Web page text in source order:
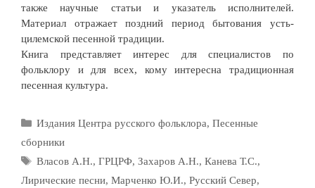
также научные статьи и указатель исполнителей.
Материал отражает поздний период бытования усть-
цилемской песенной традиции.
Книга представляет интерес для специалистов по
фольклору и для всех, кому интересна традиционная
песенная культура.
Рубрики
Издания Центра русского фольклора, Песенные
сборники
Метки
Власов А.Н., ГРЦРФ, Захаров А.Н., Канева Т.С.,
Лирические песни, Марченко Ю.И., Русский Север,